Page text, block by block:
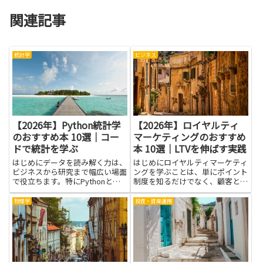
関連記事
統計学
【2026年】Python統計学
のおすすめ本 10選｜コー
ドで統計を学ぶ
はじめにデータを読み解く力は、
ビジネスから研究まで幅広い場面
で役立ちます。特にPythonと統
計学を組み合わせると、手元のデ
ータから傾向をつかみ、仮説を検
証するまでの道のりが短くなりま
す。コードで統計を学ぶというテ
ーマは、抽象的な理論だけで...
ビジネス
【2026年】ロイヤルティ
マーケティングのおすすめ
本 10選｜LTVを伸ばす実践
はじめにロイヤルティマーケティ
ングを学ぶことは、単にポイント
制度を知るだけでなく、顧客との
長期的な関係構築に必要な考え方
と具体的な手法を身につける近道
になります。LTVを伸ばす実践を
理解すれば、顧客の行動データを
元にしたセグメンテーションや...
物理学 投資・資産運用